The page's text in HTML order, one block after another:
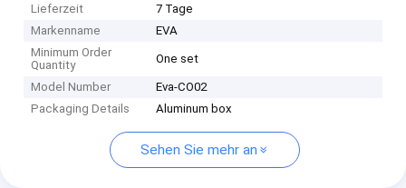
Lieferzeit
7 Tage
Markenname
EVA
Minimum Order
Quantity
One set
Model Number
Eva-CO02
Packaging Details
Aluminum box
Sehen Sie mehr an